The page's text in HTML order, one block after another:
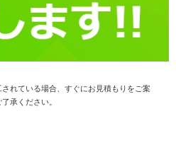
れている場合、すぐにお見積もりをご案
承ください。